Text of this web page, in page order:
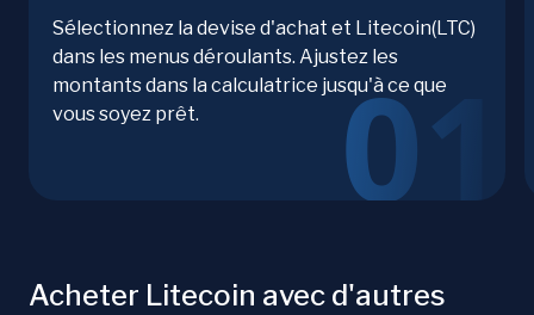
Sélectionnez la devise d'achat et Litecoin(LTC)
dans les menus déroulants. Ajustez les
montants dans la calculatrice jusqu'à ce que
vous soyez prêt.
Acheter Litecoin avec d'autres